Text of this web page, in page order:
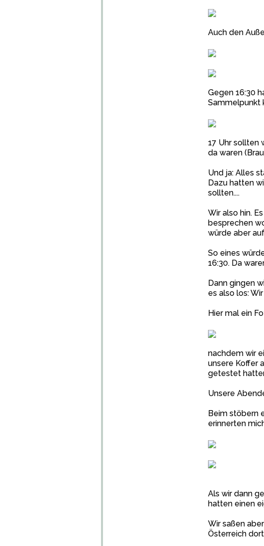
Auch den
Gegen 16:30
Sammelpunkt
17 Uhr sollten
da waren
Und ja: Alles
Dazu hatten
sollten....
Wir also hin.
besprechen
würde aber
So eines
16:30. Da
Dann gingen
es also los:
Hier mal ein
nachdem wir
unsere Koffer
getestet
Unsere
Beim stöbern
erinnerten
Als wir dann
hatten einen
Wir saßen
Österreich